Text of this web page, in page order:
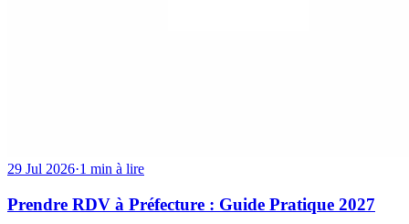
29 Jul 2026·1 min à lire
Prendre RDV à Préfecture : Guide Pratique 2027